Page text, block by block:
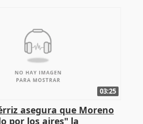
03:25
asegura que Moreno
por los aires" la